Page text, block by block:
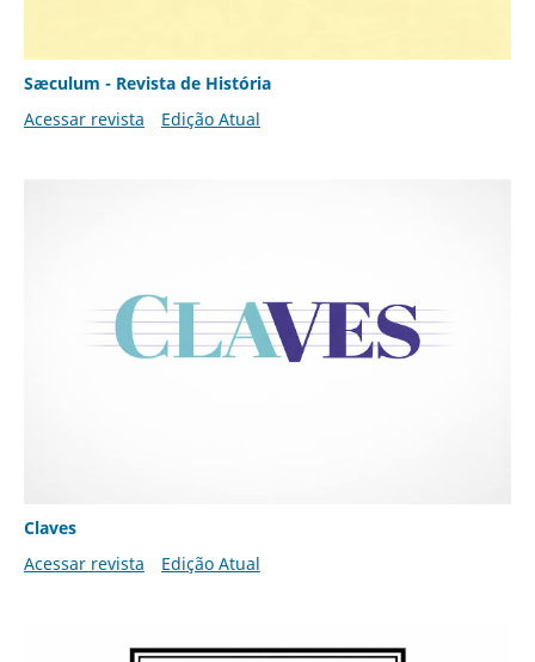
Sæculum - Revista de História
Acessar revista
Edição Atual
Claves
Acessar revista
Edição Atual